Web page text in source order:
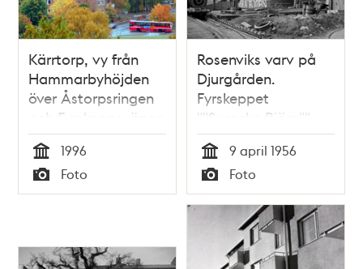
Kärrtorp, vy från
Hammarbyhöjden
över Åstorpsringen
och Fyrskeppsvägen
med kvarteren
Barsebäck och
Falsterbo
Tid
1996
Typ
Foto
Rosenviks varv på
Djurgården.
Fyrskeppet
""Svenska Björn""
Tid
9 april 1956
Typ
Foto